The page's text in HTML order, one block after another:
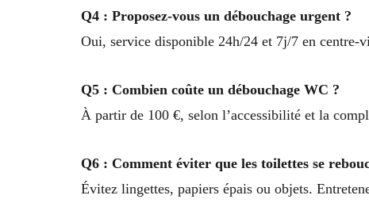
Q4 : Proposez-vous un débouchage urgent ?
Oui, service disponible 24h/24 et 7j/7 en centre-
Q5 : Combien coûte un débouchage WC ?
À partir de 100 €, selon l’accessibilité et la
Q6 : Comment éviter que les toilettes se
Évitez lingettes, papiers épais ou objets.